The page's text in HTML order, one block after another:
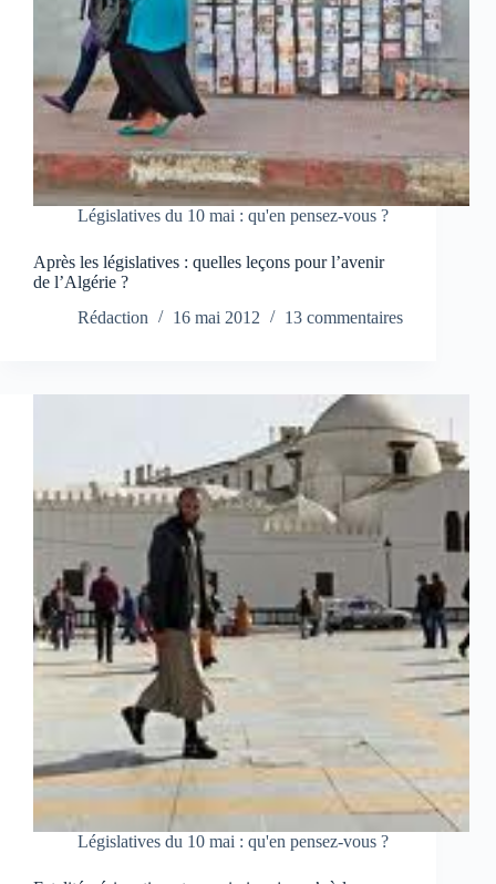
Législatives du 10 mai : qu'en pensez-vous ?
Après les législatives : quelles leçons pour l’avenir
de l’Algérie ?
Rédaction
16 mai 2012 13 commentaires
Législatives du 10 mai : qu'en pensez-vous ?